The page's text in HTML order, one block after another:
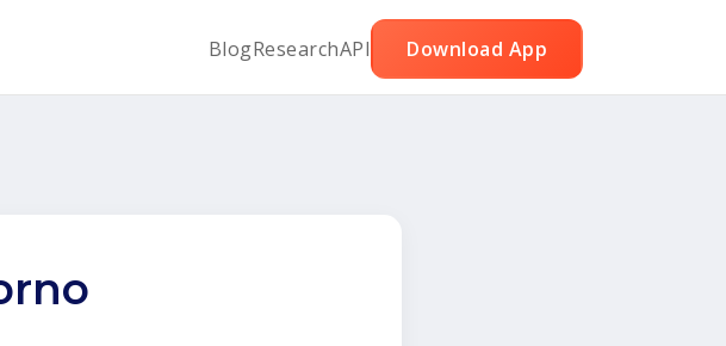
BlogResearchAPI Download App